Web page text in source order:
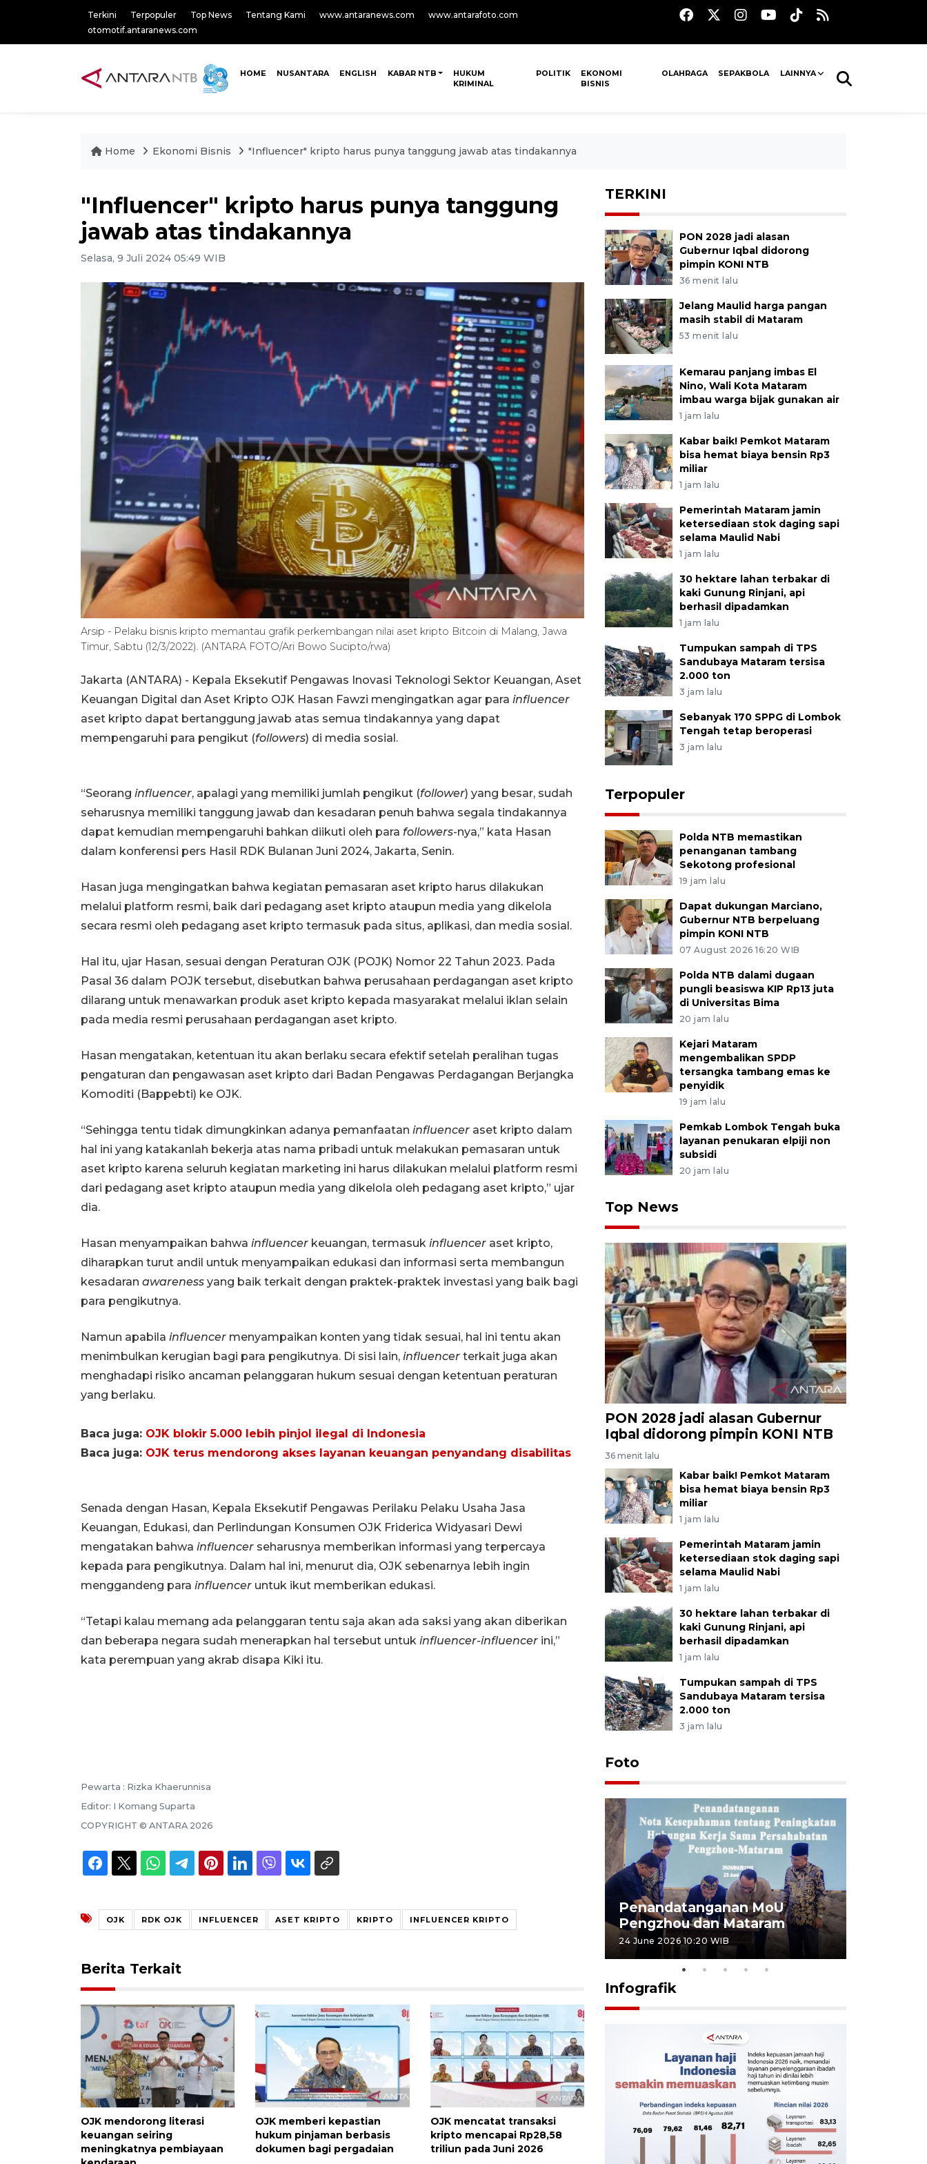
Terkini Terpopuler Top News Tentang Kami www.antaranews.com
www.antarafoto.com
otomotif.antaranews.com
HOME NUSANTARA ENGLISH KABAR NTB
HUKUM
KRIMINAL
POLITIK
EKONOMI
BISNIS
OLAHRAGA SEPAKBOLA LAINNYA
Home Ekonomi Bisnis "Influencer" kripto harus punya tanggung jawab atas tindakannya
"Influencer" kripto harus punya tanggung
jawab atas tindakannya
Selasa, 9 Juli 2024 05:49 WIB
Arsip - Pelaku bisnis kripto memantau grafik perkembangan nilai aset kripto Bitcoin di Malang, Jawa
Timur, Sabtu (12/3/2022). (ANTARA FOTO/Ari Bowo Sucipto/rwa)
Jakarta (ANTARA) - Kepala Eksekutif Pengawas Inovasi Teknologi Sektor Keuangan, Aset
Keuangan Digital dan Aset Kripto OJK Hasan Fawzi mengingatkan agar para influencer
aset kripto dapat bertanggung jawab atas semua tindakannya yang dapat
mempengaruhi para pengikut (followers) di media sosial.
“Seorang influencer, apalagi yang memiliki jumlah pengikut (follower) yang besar, sudah
seharusnya memiliki tanggung jawab dan kesadaran penuh bahwa segala tindakannya
dapat kemudian mempengaruhi bahkan diikuti oleh para followers-nya,” kata Hasan
dalam konferensi pers Hasil RDK Bulanan Juni 2024, Jakarta, Senin.
Hasan juga mengingatkan bahwa kegiatan pemasaran aset kripto harus dilakukan
melalui platform resmi, baik dari pedagang aset kripto ataupun media yang dikelola
secara resmi oleh pedagang aset kripto termasuk pada situs, aplikasi, dan media sosial.
Hal itu, ujar Hasan, sesuai dengan Peraturan OJK (POJK) Nomor 22 Tahun 2023. Pada
Pasal 36 dalam POJK tersebut, disebutkan bahwa perusahaan perdagangan aset kripto
dilarang untuk menawarkan produk aset kripto kepada masyarakat melalui iklan selain
pada media resmi perusahaan perdagangan aset kripto.
Hasan mengatakan, ketentuan itu akan berlaku secara efektif setelah peralihan tugas
pengaturan dan pengawasan aset kripto dari Badan Pengawas Perdagangan Berjangka
Komoditi (Bappebti) ke OJK.
“Sehingga tentu tidak dimungkinkan adanya pemanfaatan influencer aset kripto dalam
hal ini yang katakanlah bekerja atas nama pribadi untuk melakukan pemasaran untuk
aset kripto karena seluruh kegiatan marketing ini harus dilakukan melalui platform resmi
dari pedagang aset kripto ataupun media yang dikelola oleh pedagang aset kripto,” ujar
dia.
Hasan menyampaikan bahwa influencer keuangan, termasuk influencer aset kripto,
diharapkan turut andil untuk menyampaikan edukasi dan informasi serta membangun
kesadaran awareness yang baik terkait dengan praktek-praktek investasi yang baik bagi
para pengikutnya.
Namun apabila influencer menyampaikan konten yang tidak sesuai, hal ini tentu akan
menimbulkan kerugian bagi para pengikutnya. Di sisi lain, influencer terkait juga akan
menghadapi risiko ancaman pelanggaran hukum sesuai dengan ketentuan peraturan
yang berlaku.
Baca juga: OJK blokir 5.000 lebih pinjol ilegal di Indonesia
Baca juga: OJK terus mendorong akses layanan keuangan penyandang disabilitas
Senada dengan Hasan, Kepala Eksekutif Pengawas Perilaku Pelaku Usaha Jasa
Keuangan, Edukasi, dan Perlindungan Konsumen OJK Friderica Widyasari Dewi
mengatakan bahwa influencer seharusnya memberikan informasi yang terpercaya
kepada para pengikutnya. Dalam hal ini, menurut dia, OJK sebenarnya lebih ingin
menggandeng para influencer untuk ikut memberikan edukasi.
“Tetapi kalau memang ada pelanggaran tentu saja akan ada saksi yang akan diberikan
dan beberapa negara sudah menerapkan hal tersebut untuk influencer-influencer ini,”
kata perempuan yang akrab disapa Kiki itu.
Pewarta : Rizka Khaerunnisa
Editor: I Komang Suparta
COPYRIGHT © ANTARA 2026
OJK RDK OJK INFLUENCER ASET KRIPTO KRIPTO INFLUENCER KRIPTO
Berita Terkait
OJK mendorong literasi
keuangan seiring
meningkatnya pembiayaan
OJK memberi kepastian
hukum pinjaman berbasis
dokumen bagi pergadaian
OJK mencatat transaksi
kripto mencapai Rp28,58
triliun pada Juni 2026
TERKINI
PON 2028 jadi alasan
Gubernur Iqbal didorong
pimpin KONI NTB
36 menit lalu
Jelang Maulid harga pangan
masih stabil di Mataram
53 menit lalu
Kemarau panjang imbas El
Nino, Wali Kota Mataram
imbau warga bijak gunakan air
1 jam lalu
Kabar baik! Pemkot Mataram
bisa hemat biaya bensin Rp3
miliar
1 jam lalu
Pemerintah Mataram jamin
ketersediaan stok daging sapi
selama Maulid Nabi
1 jam lalu
30 hektare lahan terbakar di
kaki Gunung Rinjani, api
berhasil dipadamkan
1 jam lalu
Tumpukan sampah di TPS
Sandubaya Mataram tersisa
2.000 ton
3 jam lalu
Sebanyak 170 SPPG di Lombok
Tengah tetap beroperasi
3 jam lalu
Terpopuler
Polda NTB memastikan
penanganan tambang
Sekotong profesional
19 jam lalu
Dapat dukungan Marciano,
Gubernur NTB berpeluang
pimpin KONI NTB
07 August 2026 16:20 WIB
Polda NTB dalami dugaan
pungli beasiswa KIP Rp13 juta
di Universitas Bima
20 jam lalu
Kejari Mataram
mengembalikan SPDP
tersangka tambang emas ke
penyidik
19 jam lalu
Pemkab Lombok Tengah buka
layanan penukaran elpiji non
subsidi
20 jam lalu
Top News
PON 2028 jadi alasan Gubernur
Iqbal didorong pimpin KONI NTB
36 menit lalu
Kabar baik! Pemkot Mataram
bisa hemat biaya bensin Rp3
miliar
1 jam lalu
Pemerintah Mataram jamin
ketersediaan stok daging sapi
selama Maulid Nabi
1 jam lalu
30 hektare lahan terbakar di
kaki Gunung Rinjani, api
berhasil dipadamkan
1 jam lalu
Tumpukan sampah di TPS
Sandubaya Mataram tersisa
2.000 ton
3 jam lalu
Foto
Sidang putusan terdakwa
pembunuhan Brigadir Nurhadi
Penandatanganan MoU
Pengzhou dan Mataram
24 June 2026 10:20 WIB
Infografik